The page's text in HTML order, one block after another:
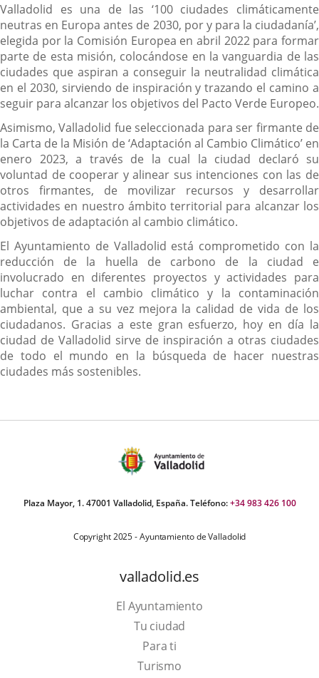
Valladolid es una de las ‘100 ciudades climáticamente
neutras en Europa antes de 2030, por y para la ciudadanía’,
elegida por la Comisión Europea en abril 2022 para formar
parte de esta misión, colocándose en la vanguardia de las
ciudades que aspiran a conseguir la neutralidad climática
en el 2030, sirviendo de inspiración y trazando el camino a
seguir para alcanzar los objetivos del Pacto Verde Europeo.
Asimismo, Valladolid fue seleccionada para ser firmante de
la Carta de la Misión de ‘Adaptación al Cambio Climático’ en
enero 2023, a través de la cual la ciudad declaró su
voluntad de cooperar y alinear sus intenciones con las de
otros firmantes, de movilizar recursos y desarrollar
actividades en nuestro ámbito territorial para alcanzar los
objetivos de adaptación al cambio climático.
El Ayuntamiento de Valladolid está comprometido con la
reducción de la huella de carbono de la ciudad e
involucrado en diferentes proyectos y actividades para
luchar contra el cambio climático y la contaminación
ambiental, que a su vez mejora la calidad de vida de los
ciudadanos. Gracias a este gran esfuerzo, hoy en día la
ciudad de Valladolid sirve de inspiración a otras ciudades
de todo el mundo en la búsqueda de hacer nuestras
ciudades más sostenibles.
Plaza Mayor, 1. 47001 Valladolid, España. Teléfono:+34 983 426 100
Copyright 2025 - Ayuntamiento de Valladolid
valladolid.es
El Ayuntamiento
Tu ciudad
Para ti
TurismoEste